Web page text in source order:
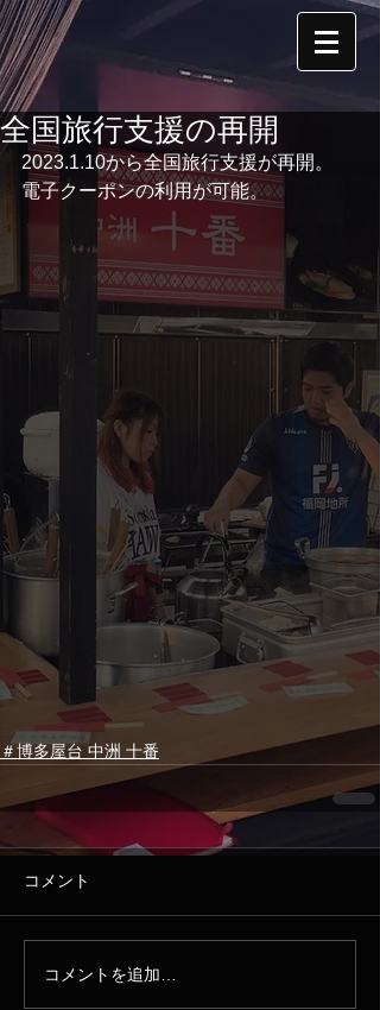
全国旅行支援の再開
2023.1.10から全国旅行支援が再開。
電子クーポンの利用が可能。
＃博多屋台 中洲 十番
コメント
コメントを追加…